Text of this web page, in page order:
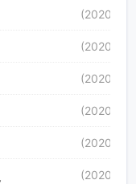
(2020/12/
(2020/12/
(2020/12/
(2020/12/
(2020/11/
(2020/11/